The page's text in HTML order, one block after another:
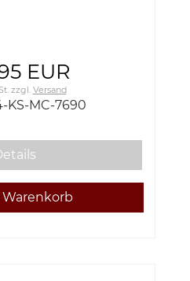
EUR
zzgl. Versand
KS-MC-7690